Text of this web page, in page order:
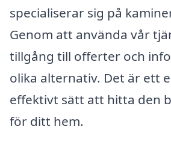
specialiserar sig på
Genom att använda vår
tillgång till offerter och
olika alternativ. Det är ett
effektivt sätt att hitta den
för ditt hem.